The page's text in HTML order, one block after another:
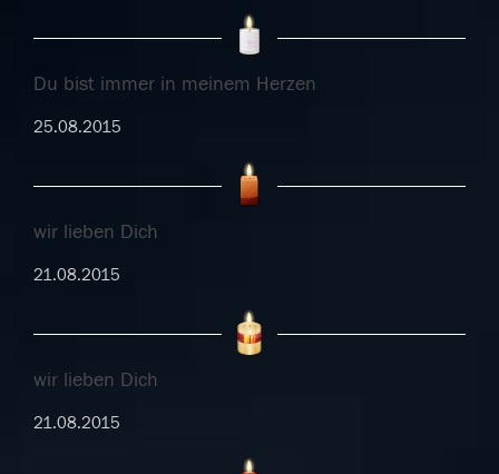
Du bist immer in meinem Herzen
25.08.2015
wir lieben Dich
21.08.2015
wir lieben Dich
21.08.2015